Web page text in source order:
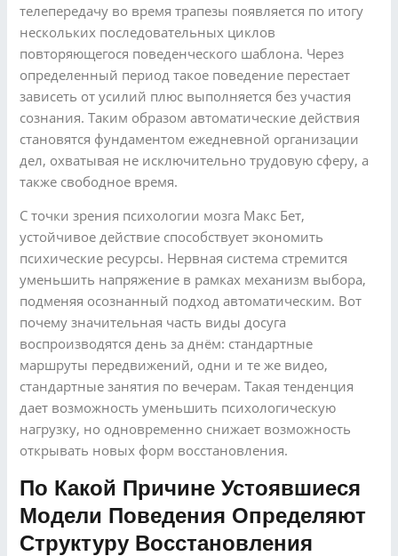
телепередачу во время трапезы появляется по итогу
нескольких последовательных циклов
повторяющегося поведенческого шаблона. Через
определенный период такое поведение перестает
зависеть от усилий плюс выполняется без участия
сознания. Таким образом автоматические действия
становятся фундаментом ежедневной организации
дел, охватывая не исключительно трудовую сферу, а
также свободное время.
С точки зрения психологии мозга Макс Бет,
устойчивое действие способствует экономить
психические ресурсы. Нервная система стремится
уменьшить напряжение в рамках механизм выбора,
подменяя осознанный подход автоматическим. Вот
почему значительная часть виды досуга
воспроизводятся день за днём: стандартные
маршруты передвижений, одни и те же видео,
стандартные занятия по вечерам. Такая тенденция
дает возможность уменьшить психологическую
нагрузку, но одновременно снижает возможность
открывать новых форм восстановления.
По Какой Причине Устоявшиеся
Модели Поведения Определяют
Структуру Восстановления